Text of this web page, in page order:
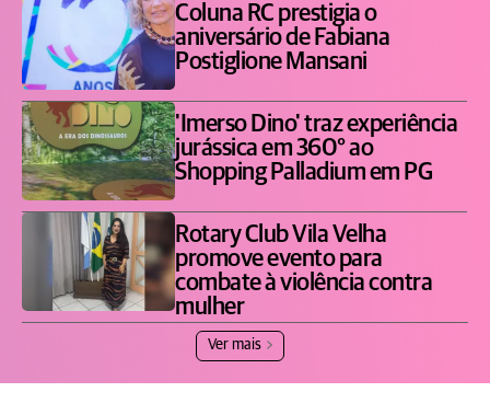
Coluna RC prestigia o
aniversário de Fabiana
Postiglione Mansani
'Imerso Dino' traz experiência
jurássica em 360° ao
Shopping Palladium em PG
Rotary Club Vila Velha
promove evento para
combate à violência contra
mulher
Ver mais